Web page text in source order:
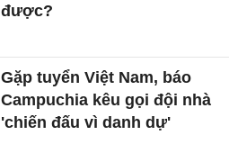
được?
Gặp tuyển Việt Nam, báo
Campuchia kêu gọi đội nhà
'chiến đấu vì danh dự'